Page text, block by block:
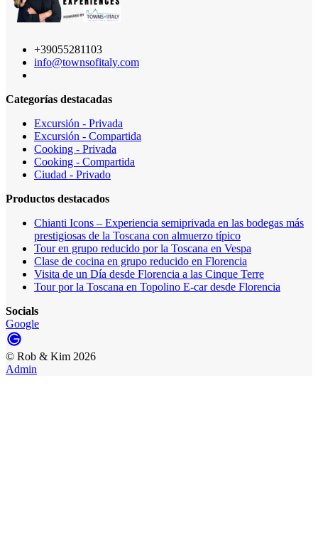
+39055281103
info@townsofitaly.com
Categorías destacadas
Excursión - Privada
Excursión - Compartida
Cooking - Privada
Cooking - Compartida
Ciudad - Privado
Productos destacados
Chianti Icons – Experiencia semiprivada en las bodegas más
prestigiosas de la Toscana con almuerzo típico
Tour en grupo reducido por la Toscana en Vespa
Clase de cocina en grupo reducido en Florencia
Visita de un Día desde Florencia a las Cinque Terre
Tour por la Toscana en Topolino E-car desde Florencia
Socials
Google
© Rob & Kim 2026
Admin